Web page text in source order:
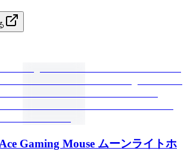
Gaming Mouse ムーンライトホ